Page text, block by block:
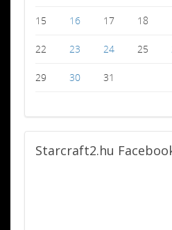
15 16 17 18
22 23 24 25
29 30 31
Starcraft2.hu